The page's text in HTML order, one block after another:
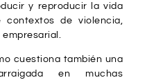
y reproducir la vida
contextos de violencia,
cuestiona también una
en muchas